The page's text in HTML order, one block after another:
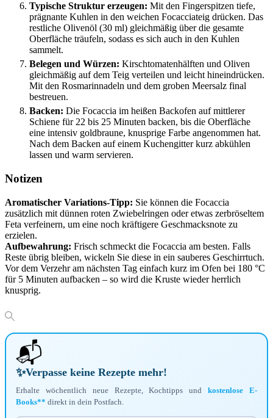
Typische Struktur erzeugen: Mit den Fingerspitzen tiefe,
prägnante Kuhlen in den weichen Focacciateig drücken. Das
restliche Olivenöl (30 ml) gleichmäßig über die gesamte
Oberfläche träufeln, sodass es sich auch in den Kuhlen
sammelt.
Belegen und Würzen: Kirschtomatenhälften und Oliven
gleichmäßig auf dem Teig verteilen und leicht hineindrücken.
Mit den Rosmarinnadeln und dem groben Meersalz final
bestreuen.
Backen: Die Focaccia im heißen Backofen auf mittlerer
Schiene für 22 bis 25 Minuten backen, bis die Oberfläche
eine intensiv goldbraune, knusprige Farbe angenommen hat.
Nach dem Backen auf einem Kuchengitter kurz abkühlen
lassen und warm servieren.
Notizen
Aromatischer Variations-Tipp: Sie können die Focaccia
zusätzlich mit dünnen roten Zwiebelringen oder etwas zerbröseltem
Feta verfeinern, um eine noch kräftigere Geschmacksnote zu
erzielen.
Aufbewahrung: Frisch schmeckt die Focaccia am besten. Falls
Reste übrig bleiben, wickeln Sie diese in ein sauberes Geschirrtuch.
Vor dem Verzehr am nächsten Tag einfach kurz im Ofen bei 180 °C
für 5 Minuten aufbacken – so wird die Kruste wieder herrlich
knusprig.
📬
✨Verpasse keine Rezepte mehr!
Erhalte wöchentlich neue Rezepte, Kochtipps undkostenlose E-
Books** direkt in dein Postfach.